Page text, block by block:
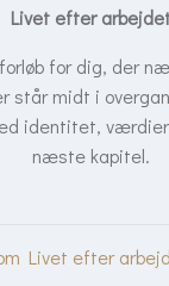
Livet efter
for dig, der
står midt i
identitet,
næste kapitel.
Livet efter